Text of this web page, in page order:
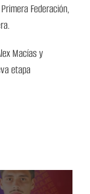
Federación,
Macías y
etapa